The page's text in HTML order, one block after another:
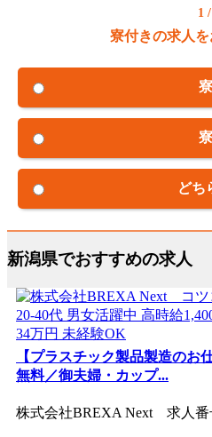
1
寮付きの求人
どち
新潟県でおすすめの求人
【プラスチック製品製造のお
無料／御夫婦・カップ...
株式会社BREXA Next 求人番